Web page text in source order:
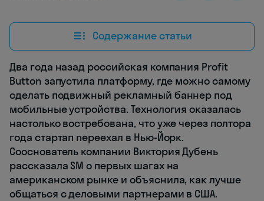
Содержание статьи
Два года назад российская компания Profit
Button запустила платформу, где можно самому
сделать подвижный рекламный баннер под
мобильные устройства. Технология оказалась
настолько востребована, что уже через полтора
года стартап переехал в Нью-Йорк.
Сооснователь компании Виктория Дубень
рассказала SM о первых шагах на
американском рынке и объяснила, как лучше
общаться с деловыми партнерами в США.